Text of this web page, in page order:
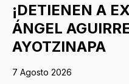
¡DETIENEN A
ÁNGEL
AYOTZINAPA
7 Agosto 2026